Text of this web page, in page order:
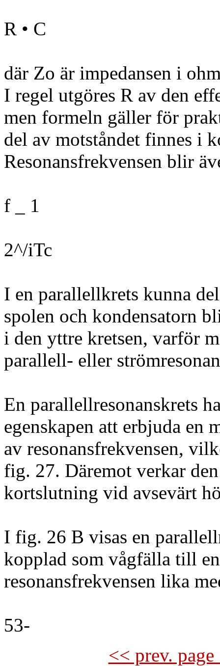
R • C
där Zo är impedansen i
I regel utgöres R av den
men formeln gäller för
del av motståndet finnes i
Resonansfrekvensen blir
f _ 1
2^/iTc
I en parallellkrets kunna
spolen och kondensatorn
i den yttre kretsen, varför
parallell- eller
En parallellresonanskrets
egenskapen att erbjuda en
av resonansfrekvensen,
fig. 27. Däremot verkar
kortslutning vid avsevärt
I fig. 26 B visas en
kopplad som vågfälla till
resonansfrekvensen lika
53-
<< prev.